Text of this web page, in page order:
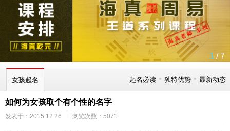
1 / 7
女孩起名 起名必读 • 独特优势 • 最新动态
如何为女孩取个有个性的名字
发表于：2015.12.26 浏览次数：5071